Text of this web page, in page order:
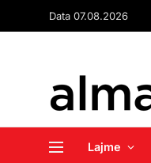
Data 07.08.2026
Lajme